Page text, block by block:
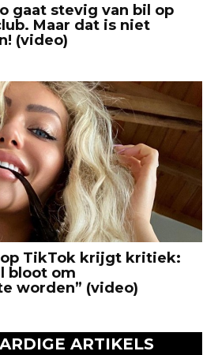
gaat stevig van bil op
Maar dat is niet
(video)
op TikTok krijgt kritiek:
bloot om
worden” (video)
ARTIKELS